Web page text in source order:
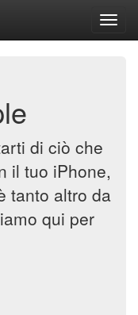
di ciò che
il tuo iPhone,
tanto altro da
qui per